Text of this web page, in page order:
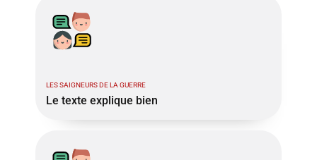
LES SAIGNEURS DE LA GUERRE
Le texte explique bien